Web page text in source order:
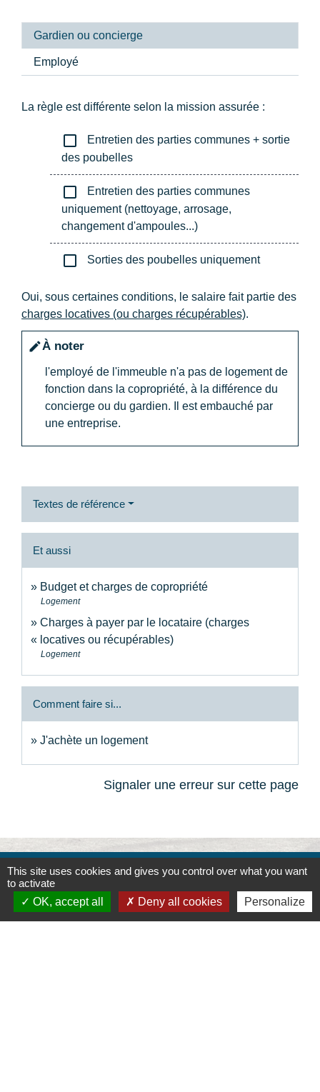
Gardien ou concierge
Employé
La règle est différente selon la mission assurée :
check_box_outline_blank
Entretien des parties communes + sortie
des poubelles
check_box_outline_blank
Entretien des parties communes
uniquement (nettoyage, arrosage,
changement d'ampoules...)
check_box_outline_blank Sorties des poubelles uniquement
Oui, sous certaines conditions, le salaire fait partie des
charges locatives (ou charges récupérables).
editÀ noter
l'employé de l'immeuble n'a pas de logement de
fonction dans la copropriété, à la différence du
concierge ou du gardien. Il est embauché par
une entreprise.
Textes de référence
Et aussi
Budget et charges de copropriété
Logement
Charges à payer par le locataire (charges
« locatives ou récupérables)
Logement
Comment faire si...
J'achète un logement
Signaler une erreur sur cette page
Contacts
Commune de la Touche
67, route de Portes
This site uses cookies and gives you control over what you want
to activate
OK, accept all
Deny all cookies Personalize